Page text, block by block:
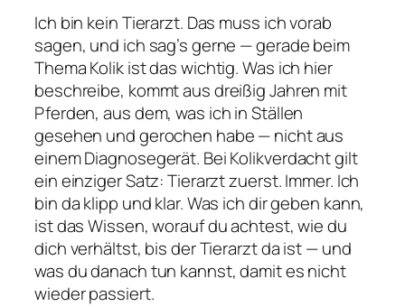
Ich bin kein Tierarzt. Das muss ich vorab
sagen, und ich sag’s gerne — gerade beim
Thema Kolik ist das wichtig. Was ich hier
beschreibe, kommt aus dreißig Jahren mit
Pferden, aus dem, was ich in Ställen
gesehen und gerochen habe — nicht aus
einem Diagnosegerät. Bei Kolikverdacht gilt
ein einziger Satz: Tierarzt zuerst. Immer. Ich
bin da klipp und klar. Was ich dir geben kann,
ist das Wissen, worauf du achtest, wie du
dich verhältst, bis der Tierarzt da ist — und
was du danach tun kannst, damit es nicht
wieder passiert.